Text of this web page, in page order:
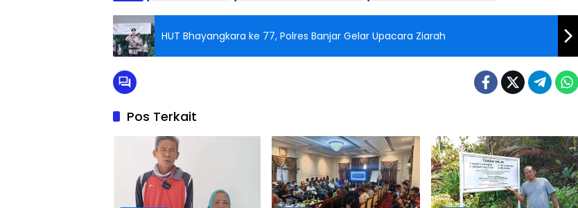
HUT Bhayangkara ke 77, Polres Banjar Gelar Upacara Ziarah
Pos Terkait